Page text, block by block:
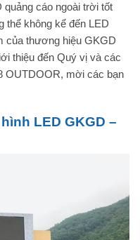
quảng cáo ngoài trời tốt
thể không kể đến LED
của thương hiệu GKGD
thiệu đến Quý vị và các
OUTDOOR, mời các bạn
LED GKGD –